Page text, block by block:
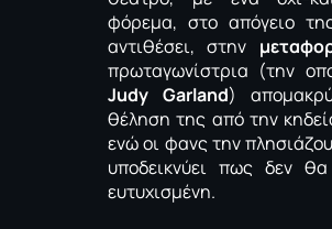
φόρεμα, στο απόγειο
αντιθέσει, στην
πρωταγωνίστρια (την
Judy Garland)
θέληση της από την
ενώ οι φανς την
υποδεικνύει πως δεν
ευτυχισμένη.